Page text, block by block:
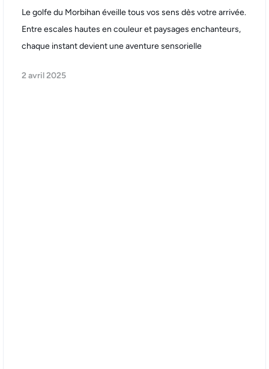
Le golfe du Morbihan éveille tous vos sens dès votre arrivée.
Entre escales hautes en couleur et paysages enchanteurs,
chaque instant devient une aventure sensorielle
2 avril 2025